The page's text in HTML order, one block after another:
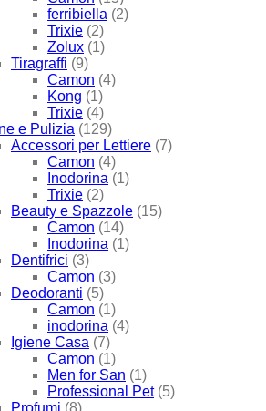
ferribiella (2)
Trixie (2)
Zolux (1)
Tiragraffi (9)
Camon (4)
Kong (1)
Trixie (4)
e Pulizia (129)
Accessori per Lettiere (7)
Camon (4)
Inodorina (1)
Trixie (2)
Beauty e Spazzole (15)
Camon (14)
Inodorina (1)
Dentifrici (3)
Camon (3)
Deodoranti (5)
Camon (1)
inodorina (4)
Igiene Casa (7)
Camon (1)
Men for San (1)
Professional Pet (5)
Profumi (8)